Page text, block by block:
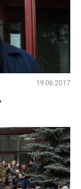
19.06.2017